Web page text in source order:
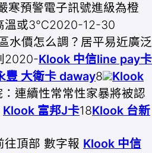
寒預警電子訊號進級為橙
溫或3℃2020-12-30
水價怎么調？居平易近廣泛
2020-Klook 中信line pay卡
豐 大衛卡 daway8
Klook
連續性常常性家暴將被認
Klook 富邦J卡18Klook 台新
往頂部 數字報 Klook 中信